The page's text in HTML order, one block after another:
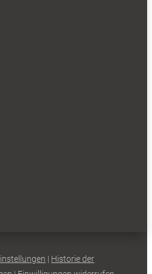
| Historie der